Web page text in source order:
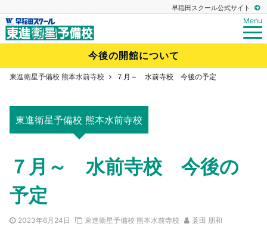
早稲田スクール公式サイト
Menu
今後の開館について
東進衛星予備校 熊本水前寺校 ７月～ 水前寺校 今後の予定
東進衛星予備校 熊本水前寺校
７月～ 水前寺校 今後の
予定
2023年6月24日 東進衛星予備校 熊本水前寺校 蓑田 朋和